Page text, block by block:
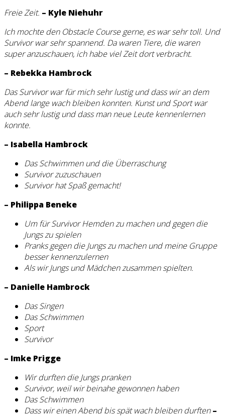
Freie Zeit. – Kyle Niehuhr
Ich mochte den Obstacle Course gerne, es war sehr toll. Und
Survivor war sehr spannend. Da waren Tiere, die waren
super anzuschauen, ich habe viel Zeit dort verbracht.
– Rebekka Hambrock
Das Survivor war für mich sehr lustig und dass wir an dem
Abend lange wach bleiben konnten. Kunst und Sport war
auch sehr lustig und dass man neue Leute kennenlernen
konnte.
– Isabella Hambrock
Das Schwimmen und die Überraschung
Survivor zuzuschauen
Survivor hat Spaß gemacht!
– Philippa Beneke
Um für Survivor Hemden zu machen und gegen die
Jungs zu spielen
Pranks gegen die Jungs zu machen und meine Gruppe
besser kennenzulernen
Als wir Jungs und Mädchen zusammen spielten.
– Danielle Hambrock
Das Singen
Das Schwimmen
Sport
Survivor
– Imke Prigge
Wir durften die Jungs pranken
Survivor, weil wir beinahe gewonnen haben
Das Schwimmen
Dass wir einen Abend bis spät wach bleiben durften–